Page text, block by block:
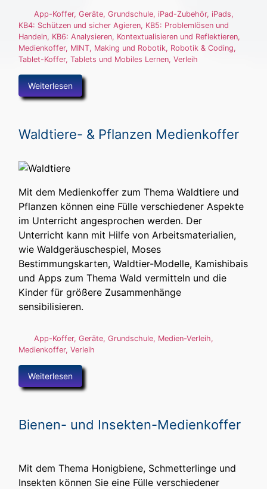
App-Koffer, Geräte, Grundschule, iPad-Zubehör, iPads,
KB4: Schützen und sicher Agieren, KB5: Problemlösen und
Handeln, KB6: Analysieren, Kontextualisieren und Reflektieren,
Medienkoffer, MINT, Making und Robotik, Robotik & Coding,
Tablet-Koffer, Tablets und Mobiles Lernen, Verleih
Weiterlesen
Waldtiere- & Pflanzen Medienkoffer
Mit dem Medienkoffer zum Thema Waldtiere und
Pflanzen können eine Fülle verschiedener Aspekte
im Unterricht angesprochen werden. Der
Unterricht kann mit Hilfe von Arbeitsmaterialien,
wie Waldgeräuschespiel, Moses
Bestimmungskarten, Waldtier-Modelle, Kamishibais
und Apps zum Thema Wald vermitteln und die
Kinder für größere Zusammenhänge
sensibilisieren.
App-Koffer, Geräte, Grundschule, Medien-Verleih,
Medienkoffer, Verleih
Weiterlesen
Bienen- und Insekten-Medienkoffer
Mit dem Thema Honigbiene, Schmetterlinge und
Insekten können Sie eine Fülle verschiedener